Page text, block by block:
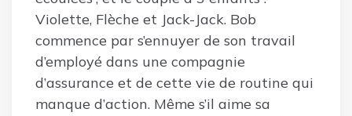
Violette, Flèche et Jack-Jack. Bob
commence par s’ennuyer de son travail
d’employé dans une compagnie
d’assurance et de cette vie de routine qui
manque d’action. Même s’il aime sa